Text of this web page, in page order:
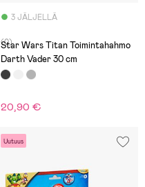
3 JÄLJELLÄ
(0)
Star Wars Titan Toimintahahmo
Darth Vader 30 cm
20,90 €
Uutuus